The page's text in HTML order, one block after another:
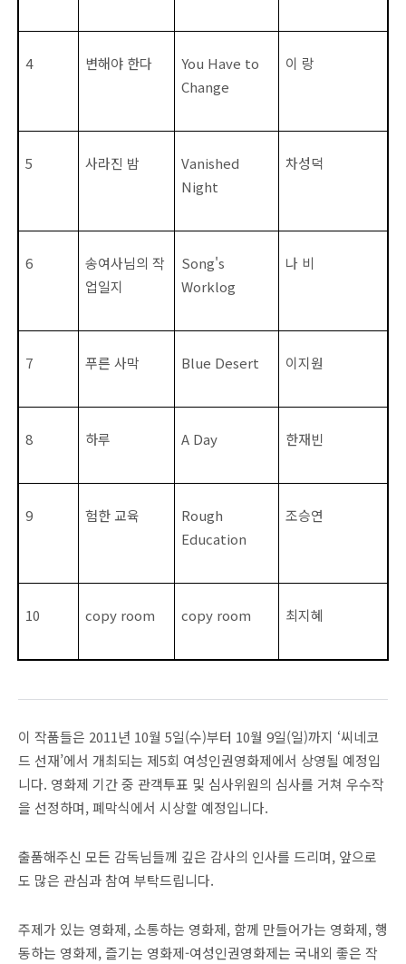
4 변해야 한다
You Have to
Change
이 랑
5 사라진 밤
Vanished
Night
차성덕
6
송여사님의 작
업일지
Song's
Worklog
나 비
7 푸른 사막 Blue Desert 이지원
8 하루 A Day 한재빈
9 험한 교육
Rough
Education
조승연
10 copy room copy room 최지혜
이 작품들은 2011년 10월 5일(수)부터 10월 9일(일)까지 ‘씨네코
드 선재’에서 개최되는 제5회 여성인권영화제에서 상영될 예정입
니다. 영화제 기간 중 관객투표 및 심사위원의 심사를 거쳐 우수작
을 선정하며, 폐막식에서 시상할 예정입니다.
출품해주신 모든 감독님들께 깊은 감사의 인사를 드리며, 앞으로
도 많은 관심과 참여 부탁드립니다.
주제가 있는 영화제, 소통하는 영화제, 함께 만들어가는 영화제, 행
동하는 영화제, 즐기는 영화제-여성인권영화제는 국내외 좋은 작